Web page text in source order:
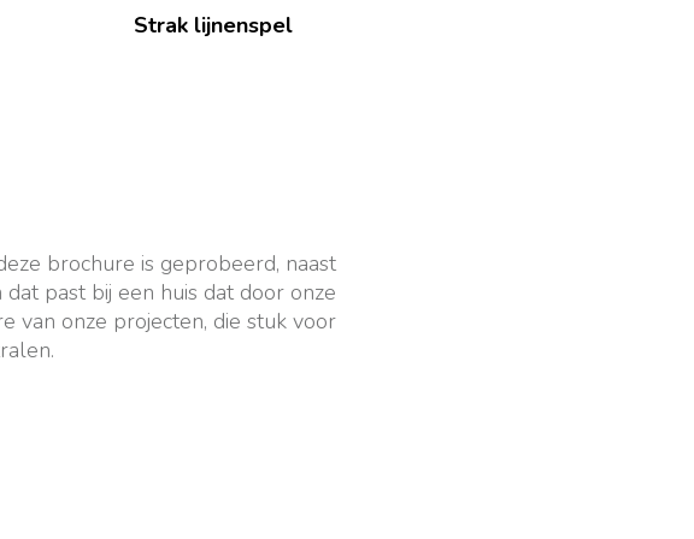
Strak lijnenspel
brochure is geprobeerd, naast
past bij een huis dat door onze
van onze projecten, die stuk voor